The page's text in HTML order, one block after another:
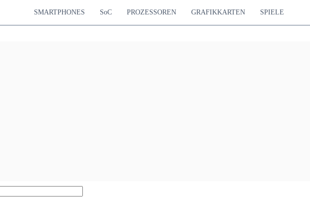
SMARTPHONES SoC PROZESSOREN GRAFIKKARTEN SPIELE